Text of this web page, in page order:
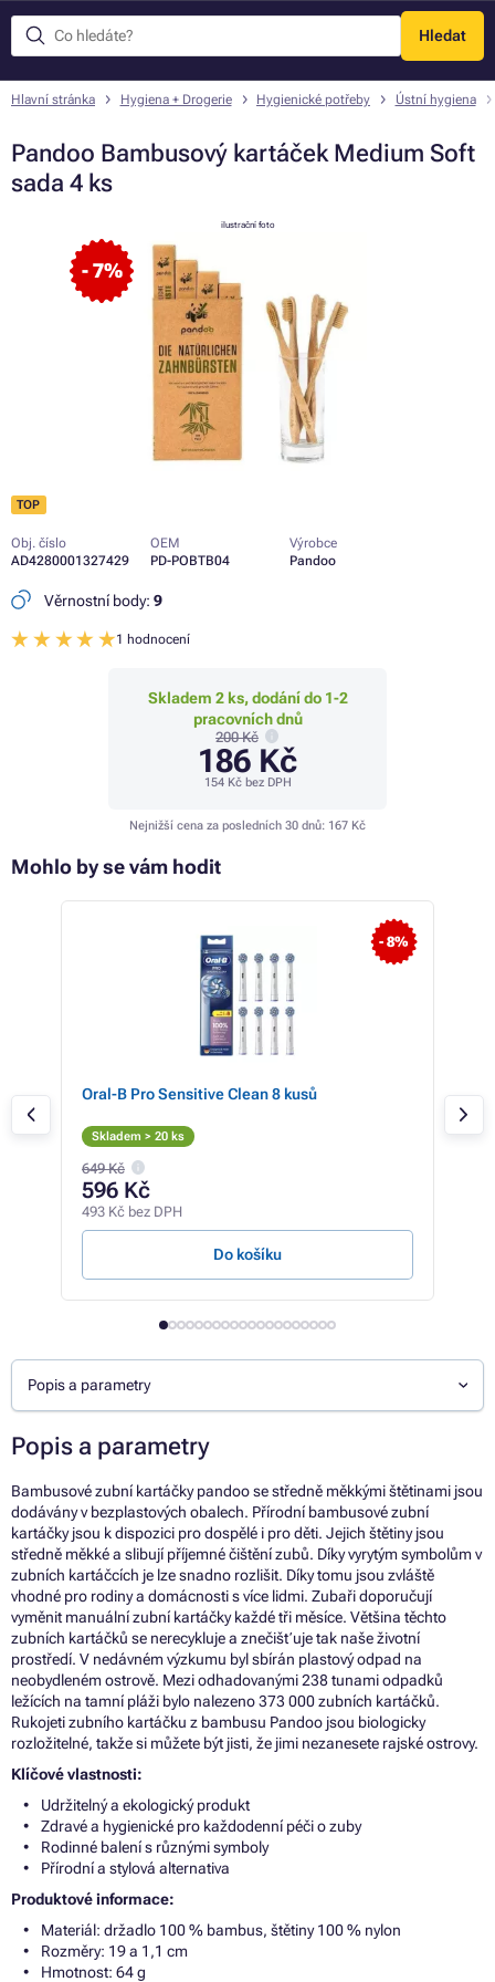
Hledat
Menu
Hlavní stránka Hygiena + Drogerie Hygienické potřeby Ústní hygiena
Pandoo Bambusový kartáček Medium Soft
sada 4 ks
- 7%
ilustrační foto
TOP
Obj. číslo
AD4280001327429
OEM
PD-POBTB04
Výrobce
Pandoo
Věrnostní body: 9
1 hodnocení
Skladem 2 ks, dodání do 1-2
pracovních dnů
200 Kč
186 Kč
154 Kčbez DPH
Nejnižší cena za posledních 30 dnů: 167 Kč
Mohlo by se vám hodit
- 8%
Oral-B Pro Sensitive Clean 8 kusů
Skladem > 20 ks
649 Kč
596 Kč
493 Kč bez DPH
Do košíku
Popis a parametry
Popis a parametry
Bambusové zubní kartáčky pandoo se středně měkkými štětinami jsou
dodávány v bezplastových obalech. Přírodní bambusové zubní
kartáčky jsou k dispozici pro dospělé i pro děti. Jejich štětiny jsou
středně měkké a slibují příjemné čištění zubů. Díky vyrytým symbolům v
zubních kartáčcích je lze snadno rozlišit. Díky tomu jsou zvláště
vhodné pro rodiny a domácnosti s více lidmi. Zubaři doporučují
vyměnit manuální zubní kartáčky každé tři měsíce. Většina těchto
zubních kartáčků se nerecykluje a znečišťuje tak naše životní
prostředí. V nedávném výzkumu byl sbírán plastový odpad na
neobydleném ostrově. Mezi odhadovanými 238 tunami odpadků
ležících na tamní pláži bylo nalezeno 373 000 zubních kartáčků.
Rukojeti zubního kartáčku z bambusu Pandoo jsou biologicky
rozložitelné, takže si můžete být jisti, že jimi nezanesete rajské ostrovy.
Klíčové vlastnosti:
Udržitelný a ekologický produkt
Zdravé a hygienické pro každodenní péči o zuby
Rodinné balení s různými symboly
Přírodní a stylová alternativa
Produktové informace:
Materiál: držadlo 100 % bambus, štětiny 100 % nylon
Rozměry: 19 a 1,1 cm
Hmotnost: 64 g